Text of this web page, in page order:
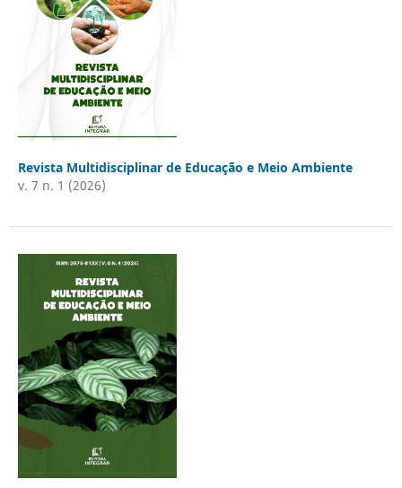
Revista Multidisciplinar de Educação e Meio Ambiente
v. 7 n. 1 (2026)